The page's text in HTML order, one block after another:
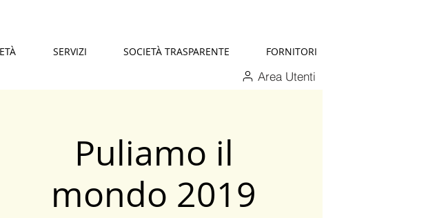
SERVIZI SOCIETÀ TRASPARENTE FORNITORI
Area Utenti
Puliamo il
mondo 2019